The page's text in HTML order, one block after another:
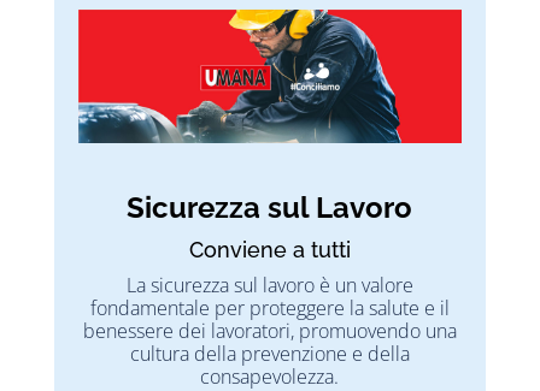
Sicurezza sul Lavoro
Conviene a tutti
La sicurezza sul lavoro è un valore
fondamentale per proteggere la salute e il
benessere dei lavoratori, promuovendo una
cultura della prevenzione e della
consapevolezza.